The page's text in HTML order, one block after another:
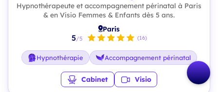
Hypnothérapeute et accompagnement périnatal à Paris
& en Visio Femmes & Enfants dès 5 ans.
Paris
5/5 (16)
Hypnothérapie Accompagnement périnatal
Cabinet Visio